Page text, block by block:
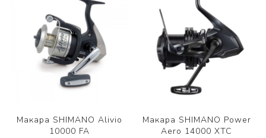
Макара SHIMANO Alivio
10000 FA
Макара SHIMANO Power
Aero 14000 XTC